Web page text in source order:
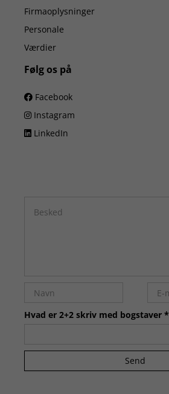
Firmaoplysninger
Personale
Værdier
Følg os på
Facebook
Instagram
LinkedIn
Hvad er 2+2 skriv med bogstaver *
Send